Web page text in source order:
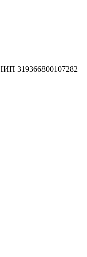
319366800107282